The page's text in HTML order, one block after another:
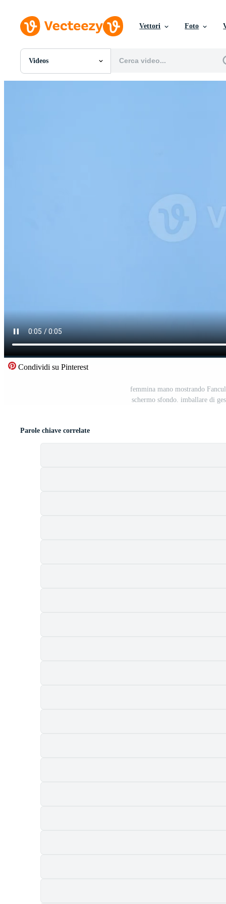
Vettori Foto
Videos
Tutte Immagini
Condividi su Pinterest
femmina mano mostrando
schermo sfondo. imballare di
Parole chiave correlate